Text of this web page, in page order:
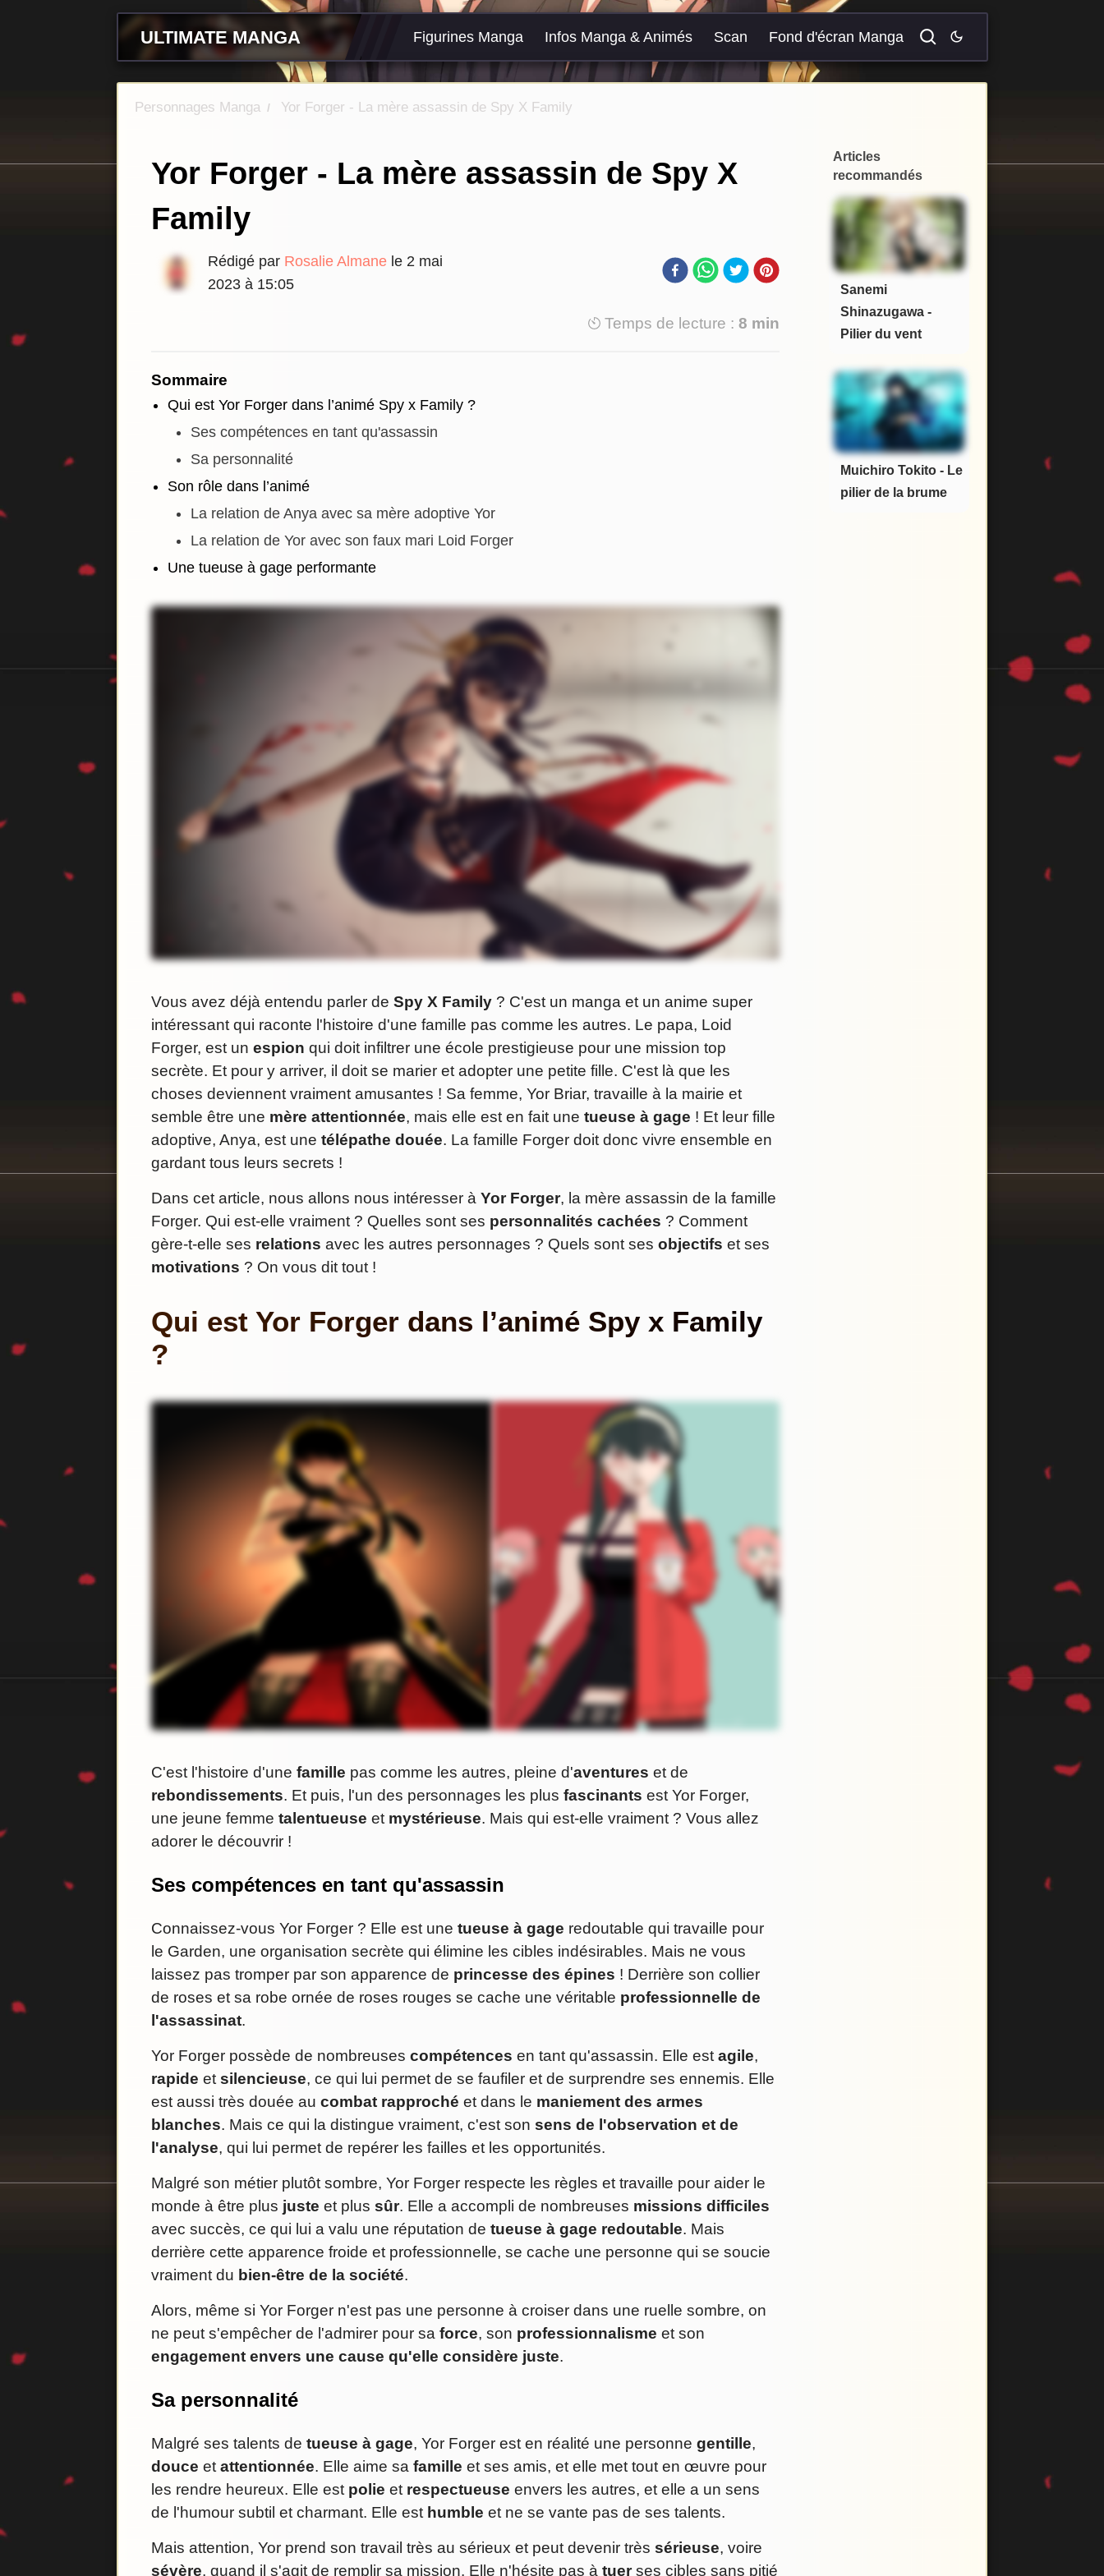
ULTIMATE MANGA Figurines Manga Infos Manga & Animés Scan Fond d'écran Manga
Personnages Manga / Yor Forger - La mère assassin de Spy X Family
Yor Forger - La mère assassin de Spy X
Family
Rédigé par Rosalie Almane le 2 mai
2023 à 15:05
Temps de lecture : 8 min
Sommaire
Qui est Yor Forger dans l’animé Spy x Family ?
Ses compétences en tant qu'assassin
Sa personnalité
Son rôle dans l’animé
La relation de Anya avec sa mère adoptive Yor
La relation de Yor avec son faux mari Loid Forger
Une tueuse à gage performante
Vous avez déjà entendu parler de Spy X Family ? C'est un manga et un anime super
intéressant qui raconte l'histoire d'une famille pas comme les autres. Le papa, Loid
Forger, est un espion qui doit infiltrer une école prestigieuse pour une mission top
secrète. Et pour y arriver, il doit se marier et adopter une petite fille. C'est là que les
choses deviennent vraiment amusantes ! Sa femme, Yor Briar, travaille à la mairie et
semble être une mère attentionnée, mais elle est en fait une tueuse à gage ! Et leur fille
adoptive, Anya, est une télépathe douée. La famille Forger doit donc vivre ensemble en
gardant tous leurs secrets !
Dans cet article, nous allons nous intéresser à Yor Forger, la mère assassin de la famille
Forger. Qui est-elle vraiment ? Quelles sont ses personnalités cachées ? Comment
gère-t-elle ses relations avec les autres personnages ? Quels sont ses objectifs et ses
motivations ? On vous dit tout !
Qui est Yor Forger dans l’animé Spy x Family
?
C'est l'histoire d'une famille pas comme les autres, pleine d'aventures et de
rebondissements. Et puis, l'un des personnages les plus fascinants est Yor Forger,
une jeune femme talentueuse et mystérieuse. Mais qui est-elle vraiment ? Vous allez
adorer le découvrir !
Ses compétences en tant qu'assassin
Connaissez-vous Yor Forger ? Elle est une tueuse à gage redoutable qui travaille pour
le Garden, une organisation secrète qui élimine les cibles indésirables. Mais ne vous
laissez pas tromper par son apparence de princesse des épines ! Derrière son collier
de roses et sa robe ornée de roses rouges se cache une véritable professionnelle de
l'assassinat.
Yor Forger possède de nombreuses compétences en tant qu'assassin. Elle est agile,
rapide et silencieuse, ce qui lui permet de se faufiler et de surprendre ses ennemis. Elle
est aussi très douée au combat rapproché et dans le maniement des armes
blanches. Mais ce qui la distingue vraiment, c'est son sens de l'observation et de
l'analyse, qui lui permet de repérer les failles et les opportunités.
Malgré son métier plutôt sombre, Yor Forger respecte les règles et travaille pour aider le
monde à être plus juste et plus sûr. Elle a accompli de nombreuses missions difficiles
avec succès, ce qui lui a valu une réputation de tueuse à gage redoutable. Mais
derrière cette apparence froide et professionnelle, se cache une personne qui se soucie
vraiment du bien-être de la société.
Alors, même si Yor Forger n'est pas une personne à croiser dans une ruelle sombre, on
ne peut s'empêcher de l'admirer pour sa force, son professionnalisme et son
engagement envers une cause qu'elle considère juste.
Sa personnalité
Malgré ses talents de tueuse à gage, Yor Forger est en réalité une personne gentille,
douce et attentionnée. Elle aime sa famille et ses amis, et elle met tout en œuvre pour
les rendre heureux. Elle est polie et respectueuse envers les autres, et elle a un sens
de l'humour subtil et charmant. Elle est humble et ne se vante pas de ses talents.
Mais attention, Yor prend son travail très au sérieux et peut devenir très sérieuse, voire
sévère, quand il s'agit de remplir sa mission. Elle n'hésite pas à tuerses cibles sans pitié
Articles
recommandés
Sanemi
Shinazugawa -
Pilier du vent
Muichiro Tokito - Le
pilier de la brume